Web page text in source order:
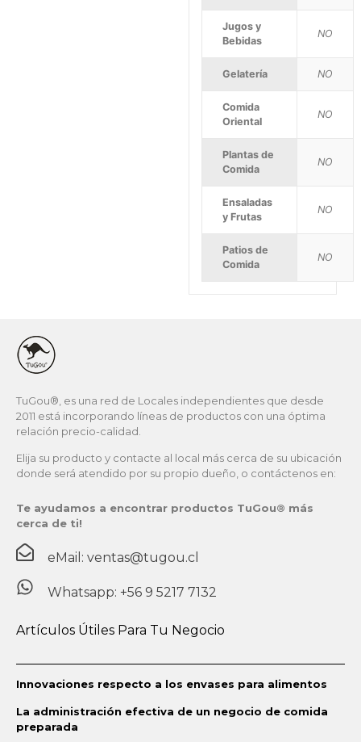
Jugos y
Bebidas
NO
Gelatería NO
Comida
Oriental
NO
Plantas de
Comida
NO
Ensaladas
y Frutas
NO
Patios de
Comida
NO
TuGou®, es una red de Locales independientes que desde
2011 está incorporando líneas de productos con una óptima
relación precio-calidad.
Elija su producto y contacte al local más cerca de su ubicación
donde será atendido por su propio dueño, o contáctenos en:
Te ayudamos a encontrar productos TuGou® más
cerca de ti!
eMail: ventas@tugou.cl
Whatsapp: +56 9 5217 7132
Artículos Útiles Para Tu Negocio
Innovaciones respecto a los envases para alimentos
La administración efectiva de un negocio de comida
preparada